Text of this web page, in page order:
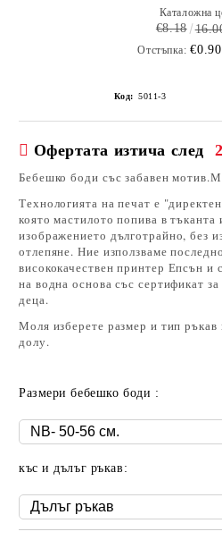
Каталожна
€8.18
Отстъпка:
Код: 5011-3
Офертата изтича след
Бебешко боди със забавен
Технологията на печат е
която мастилото попива в тъканта
изображението дълготрайно, без
отлепяне. Ние използваме
висококачествен принтер Епсън и
на водна основа със сертификат
деца.
Моля изберете размер и тип
долу.
Размери бебешко боди :
къс и дълъг ръкав: